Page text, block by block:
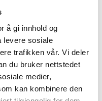
å gi innhold og
levere sosiale
trafikken vår. Vi deler
du bruker nettstedet
medier,
kan kombinere den
opplever
i disse dager. Og
annerledes nå enn
er stor. Det er mye
ukene fremover.